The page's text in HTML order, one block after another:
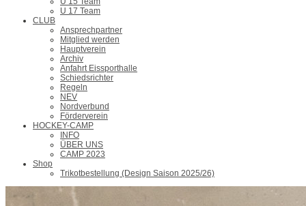
U 17 Team
CLUB
Ansprechpartner
Mitglied werden
Hauptverein
Archiv
Anfahrt Eissporthalle
Schiedsrichter
Regeln
NEV
Nordverbund
Förderverein
HOCKEY-CAMP
INFO
ÜBER UNS
CAMP 2023
Shop
Trikotbestellung (Design Saison 2025/26)